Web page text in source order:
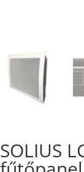
SOLIUS